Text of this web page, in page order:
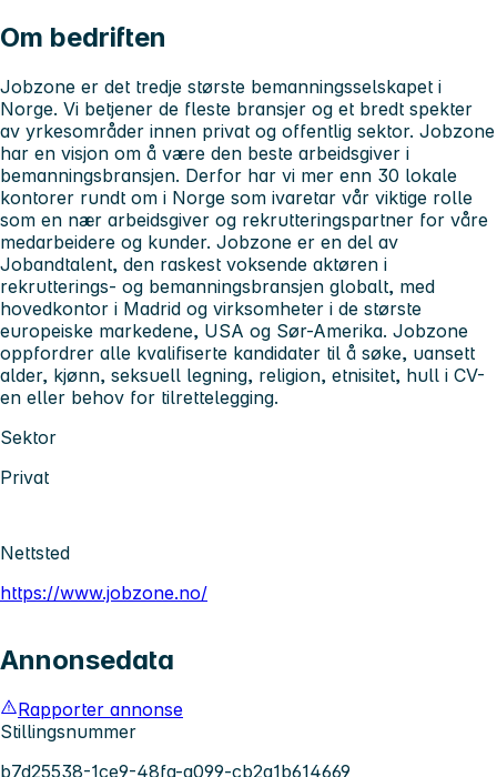
Om bedriften
Jobzone er det tredje største bemanningsselskapet i
Norge. Vi betjener de fleste bransjer og et bredt spekter
av yrkesområder innen privat og offentlig sektor. Jobzone
har en visjon om å være den beste arbeidsgiver i
bemanningsbransjen. Derfor har vi mer enn 30 lokale
kontorer rundt om i Norge som ivaretar vår viktige rolle
som en nær arbeidsgiver og rekrutteringspartner for våre
medarbeidere og kunder. Jobzone er en del av
Jobandtalent, den raskest voksende aktøren i
rekrutterings- og bemanningsbransjen globalt, med
hovedkontor i Madrid og virksomheter i de største
europeiske markedene, USA og Sør-Amerika. Jobzone
oppfordrer alle kvalifiserte kandidater til å søke, uansett
alder, kjønn, seksuell legning, religion, etnisitet, hull i CV-
en eller behov for tilrettelegging.
Sektor
Privat
Nettsted
https://www.jobzone.no/
Annonsedata
Rapporter annonse
Stillingsnummer
b7d25538-1ce9-48fa-a099-cb2a1b614669